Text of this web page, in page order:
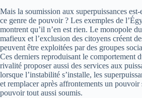
Mais la soumission aux superpuissances
ce genre de pouvoir ? Les exemples de
montrent qu’il n’en est rien. Le monopole
mafieux et l’exclusion des citoyens créent
peuvent être exploitées par des groupes
Ces derniers reproduisant le comportement
rivalité proposer aussi des services aux
lorsque l’instabilité s’installe, les
et remplacer après affrontements un pouvoir
pouvoir tout aussi soumis.